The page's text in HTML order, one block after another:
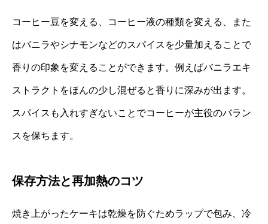
コーヒー豆を変える、コーヒー液の種類を変える、また
はバニラやシナモンなどのスパイスを少量加えることで
香りの印象を変えることができます。例えばバニラエキ
ストラクトをほんの少し混ぜると香りに深みが出ます。
スパイスも入れすぎないことでコーヒーが主役のバラン
スを保ちます。
保存方法と再加熱のコツ
焼き上がったケーキは乾燥を防ぐためラップで包み、冷